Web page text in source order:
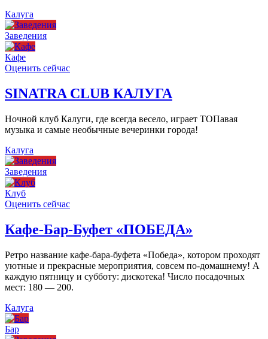
Калуга
Заведения
Кафе
Оценить сейчас
SINATRA CLUB КАЛУГА
Ночной клуб Калуги, где всегда весело, играет ТОПавая
музыка и самые необычные вечеринки города!
Калуга
Заведения
Клуб
Оценить сейчас
Кафе-Бар-Буфет «ПОБЕДА»
Ретро название кафе-бара-буфета «Победа», котором проходят
уютные и прекрасные мероприятия, совсем по-домашнему! А
каждую пятницу и субботу: дискотека! Число посадочных
мест: 180 — 200.
Калуга
Бар